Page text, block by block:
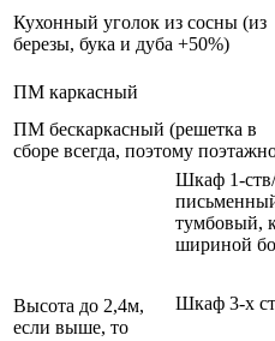
Кухонный уголок из сосны (из
березы, бука и дуба +50%)
ПМ каркасный
ПМ бескаркасный (решетка в
сборе всегда, поэтому
Высота до 2,4м,
если выше, то
Шкаф 1-ств/
тумбовый,
шириной
Шкаф 3-х